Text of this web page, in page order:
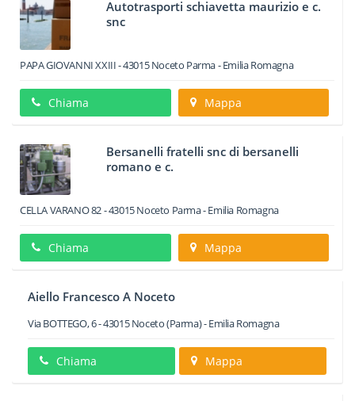
Autotrasporti schiavetta maurizio e c.
snc
PAPA GIOVANNI XXIII-43015 Noceto Parma -Emilia Romagna
Chiama Mappa
Bersanelli fratelli snc di bersanelli
romano e c.
CELLA VARANO 82-43015Noceto Parma -Emilia Romagna
Chiama Mappa
Aiello Francesco A Noceto
Via BOTTEGO, 6-43015 Noceto(Parma) -Emilia Romagna
Chiama Mappa